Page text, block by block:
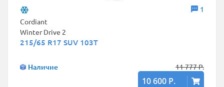
1
Cordiant
Winter Drive 2
215/65 R17 SUV 103T
Наличие 11 777 Р.
10 600 Р.